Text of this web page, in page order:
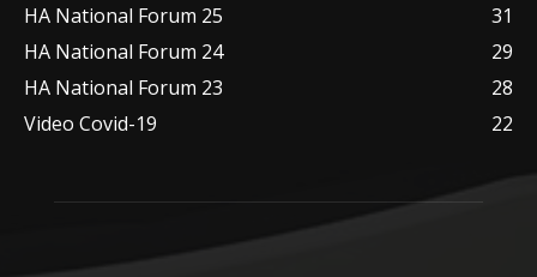
HA National Forum 25
31
HA National Forum 24
29
HA National Forum 23
28
Video Covid-19
22